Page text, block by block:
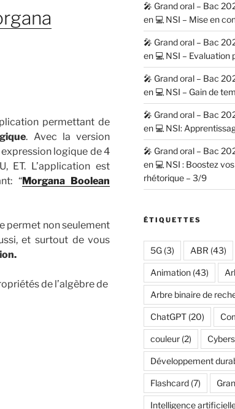
permettant de
. Avec la version
logique de 4
ET. L’application est
“Morgana Boolean
permet non seulement
et surtout de vous
de l’algèbre de
🎤 Grand oral – Bac
en 💻 NSI – Mise en
🎤 Grand oral – Bac
en 💻 NSI – Evaluation
🎤 Grand oral – Bac
en 💻 NSI – Gain de
🎤 Grand oral – Bac
en 💻 NSI:
🎤 Grand oral – Bac
en 💻 NSI : Boostez
rhétorique – 3/9
ÉTIQUETTES
5G(3) ABR (43)
Animation(43)
Arbre binaire de
ChatGPT(20)
couleur(2)
Développement
Flashcard(7)
Intelligence